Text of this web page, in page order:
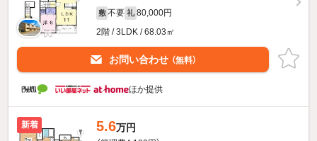
敷 不要 礼 80,000円
2階 / 3LDK / 68.03㎡
お問い合わせ （無料）
ほか提供
新着 5.6万円